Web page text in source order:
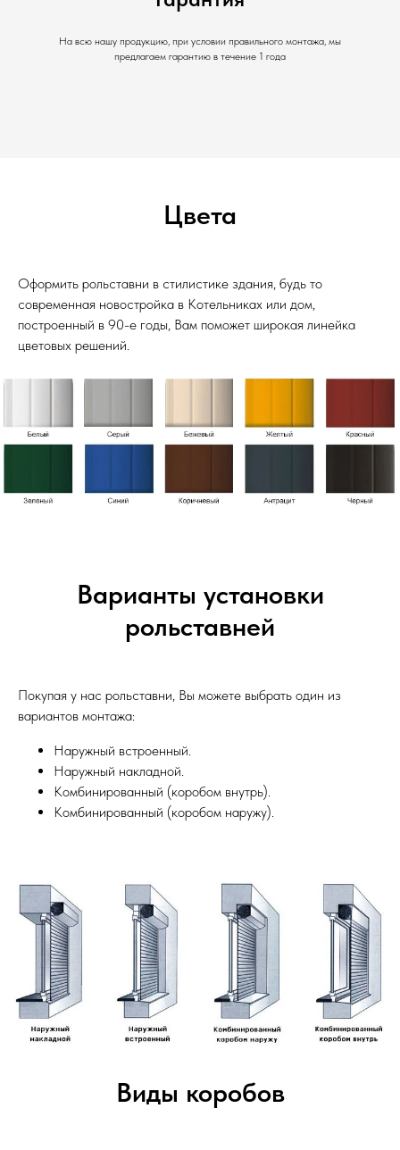
На всю нашу продукцию, при условии правильного монтажа, мы
предлагаем гарантию в течение 1 года
Цвета
Оформить рольставни в стилистике здания, будь то
современная новостройка в Котельниках или дом,
построенный в 90-е годы, Вам поможет широкая линейка
цветовых решений.
Варианты установки
рольставней
Покупая у нас рольставни, Вы можете выбрать один из
вариантов монтажа:
Наружный встроенный.
Наружный накладной.
Комбинированный (коробом внутрь).
Комбинированный (коробом наружу).
Виды коробов